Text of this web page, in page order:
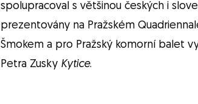
spolupracoval s většinou českých i
prezentovány na Pražském
Šmokem a pro Pražský komorní balet
Petra Zusky Kytice.